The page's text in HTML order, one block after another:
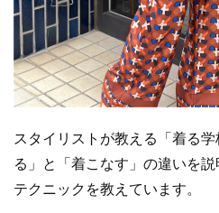
スタイリストが教える「着る
る」と「着こなす」の違いを
テクニックを教えています。